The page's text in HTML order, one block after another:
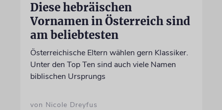
Diese hebräischen
Vornamen in Österreich sind
am beliebtesten
Österreichische Eltern wählen gern Klassiker.
Unter den Top Ten sind auch viele Namen
biblischen Ursprungs
von Nicole Dreyfus